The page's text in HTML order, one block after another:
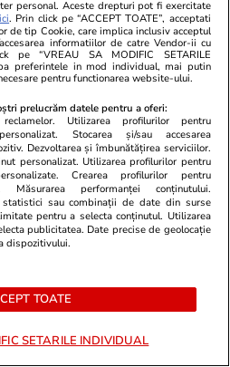
22 iul.
români au dispărut în
6 luni ale anului 2026.
județe
21 iul.
și 30 de zile fără
care își lasă mașinile la
în tunelurile din
personal. Aceste drepturi pot fi exercitate
. Prin click pe “ACCEPT TOATE”, acceptati
de tip Cookie, care implica inclusiv acceptul
informatiilor de catre Vendor-ii cu
pe “VREAU SA MODIFIC SETARILE
preferintele in mod individual, mai putin
pentru functionarea website-ului.
prelucrăm datele pentru a oferi:
Utilizarea profilurilor pentru
Stocarea și/sau accesarea
Dezvoltarea și îmbunătățirea serviciilor.
personalizat. Utilizarea profilurilor pentru
Crearea profilurilor pentru
Măsurarea performanței conținutului.
sau combinații de date din surse
pentru a selecta conținutul. Utilizarea
publicitatea. Date precise de geolocație
dispozitivului.
TOATE
SETARILE INDIVIDUAL